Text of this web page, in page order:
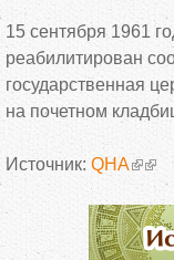
15 сентября 1961
реабилитирован
государственная
на почетном
Источник: QHA